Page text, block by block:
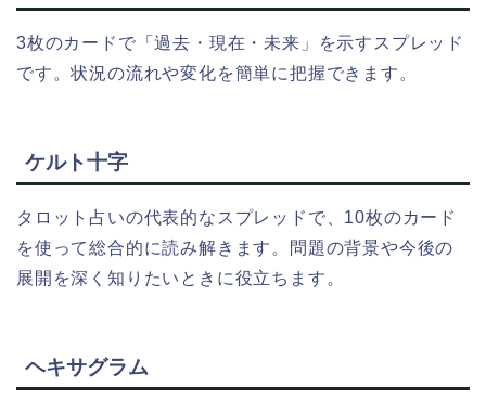
3枚のカードで「過去・現在・未来」を示すスプレッド
です。状況の流れや変化を簡単に把握できます。
ケルト十字
タロット占いの代表的なスプレッドで、10枚のカード
を使って総合的に読み解きます。問題の背景や今後の
展開を深く知りたいときに役立ちます。
ヘキサグラム